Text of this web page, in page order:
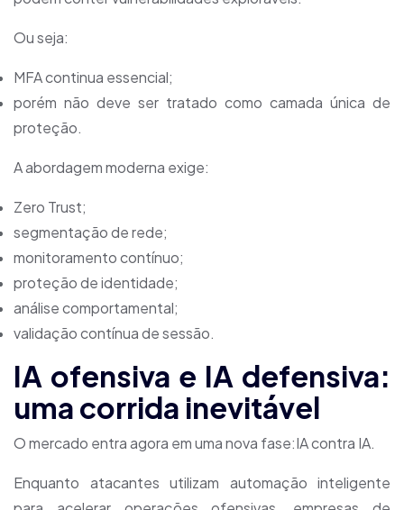
Ou seja:
MFA continua essencial;
porém não deve ser tratado como camada única de
proteção.
A abordagem moderna exige:
Zero Trust;
segmentação de rede;
monitoramento contínuo;
proteção de identidade;
análise comportamental;
validação contínua de sessão.
IA ofensiva e IA defensiva:
uma corrida inevitável
O mercado entra agora em uma nova fase:IA contra IA.
Enquanto atacantes utilizam automação inteligente